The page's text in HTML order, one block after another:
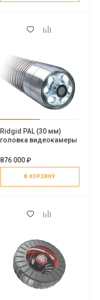
Ridgid PAL (30 мм)
головка видеокамеры
876 000 ₽
В КОРЗИНУ